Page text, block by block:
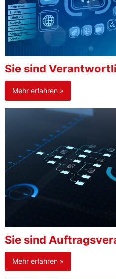
Sie sind
Mehr erfahren »
Sie sind
Mehr erfahren »